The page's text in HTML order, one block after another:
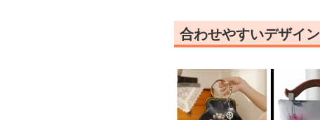
合わせやすいデザイ